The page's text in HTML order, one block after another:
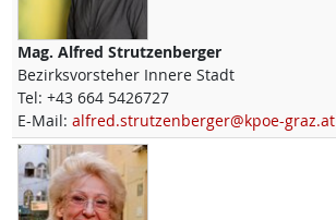
Mag. Alfred Strutzenberger
Bezirksvorsteher Innere Stadt
Tel: +43 664 5426727
E-Mail: alfred.strutzenberger@kpoe-graz.at